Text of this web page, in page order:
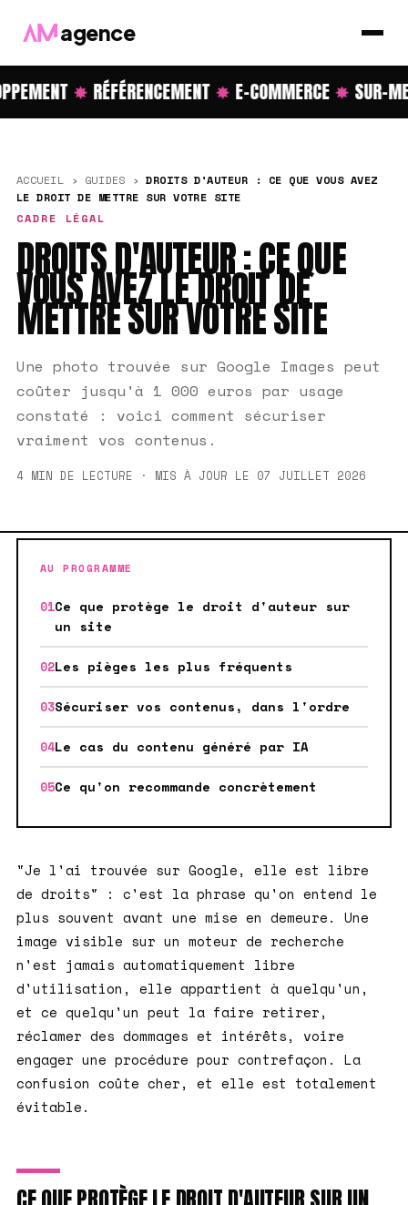
agence
✸RÉFÉRENCEMENT✸E-COMMERCE✸SUR-
ACCUEIL › GUIDES ›DROITS D'AUTEUR : CE QUE VOUS AVEZ
LE DROIT DE METTRE SUR VOTRE SITE
CADRE LÉGAL
DROITS D'AUTEUR : CE QUE
VOUS AVEZ LE DROIT DE
METTRE SUR VOTRE SITE
Une photo trouvée sur Google Images peut
coûter jusqu'à 1 000 euros par usage
constaté : voici comment sécuriser
vraiment vos contenus.
4 MIN DE LECTURE · MIS À JOUR LE 07 JUILLET 2026
AU PROGRAMME
Ce que protège le droit d'auteur sur
un site
Les pièges les plus fréquents
Sécuriser vos contenus, dans l'ordre
Le cas du contenu généré par IA
Ce qu'on recommande concrètement
"Je l'ai trouvée sur Google, elle est libre
de droits" : c'est la phrase qu'on entend le
plus souvent avant une mise en demeure. Une
image visible sur un moteur de recherche
n'est jamais automatiquement libre
d'utilisation, elle appartient à quelqu'un,
et ce quelqu'un peut la faire retirer,
réclamer des dommages et intérêts, voire
engager une procédure pour contrefaçon. La
confusion coûte cher, et elle est totalement
évitable.